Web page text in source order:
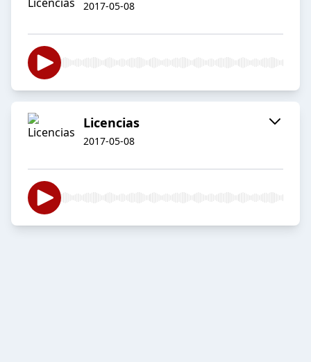
2017-05-08
Licencias
2017-05-08